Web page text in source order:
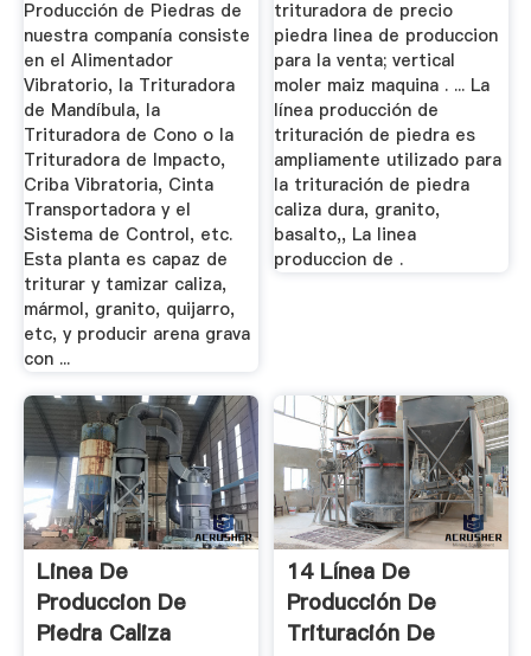
Producción de Piedras de
nuestra companía consiste
en el Alimentador
Vibratorio, la Trituradora
de Mandíbula, la
Trituradora de Cono o la
Trituradora de Impacto,
Criba Vibratoria, Cinta
Transportadora y el
Sistema de Control, etc.
Esta planta es capaz de
triturar y tamizar caliza,
mármol, granito, quijarro,
etc, y producir arena grava
con ...
trituradora de precio
piedra linea de produccion
para la venta; vertical
moler maiz maquina . ... La
línea producción de
trituración de piedra es
ampliamente utilizado para
la trituración de piedra
caliza dura, granito,
basalto,, La linea
produccion de .
Linea De
Produccion De
Piedra Caliza
14 Línea De
Producción De
Trituración De